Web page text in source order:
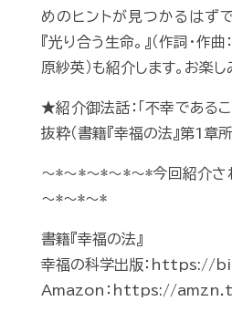
めのヒントが見つかるはず
『光り合う生命。』（作詞・作
原紗英）も紹介します。お楽
★紹介御法話：「不幸である
抜粋（書籍『幸福の法』第1章所
～*～*～*～*～*今回紹介さ
～*～*～*
書籍『幸福の法』
幸福の科学出版：
Amazon：https://